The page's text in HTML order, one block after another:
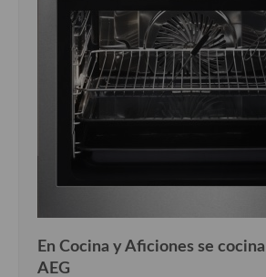
En Cocina y Aficiones se
AEG